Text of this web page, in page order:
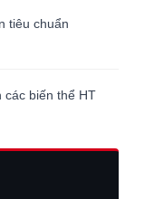
tiêu chuẩn
biến thể HT